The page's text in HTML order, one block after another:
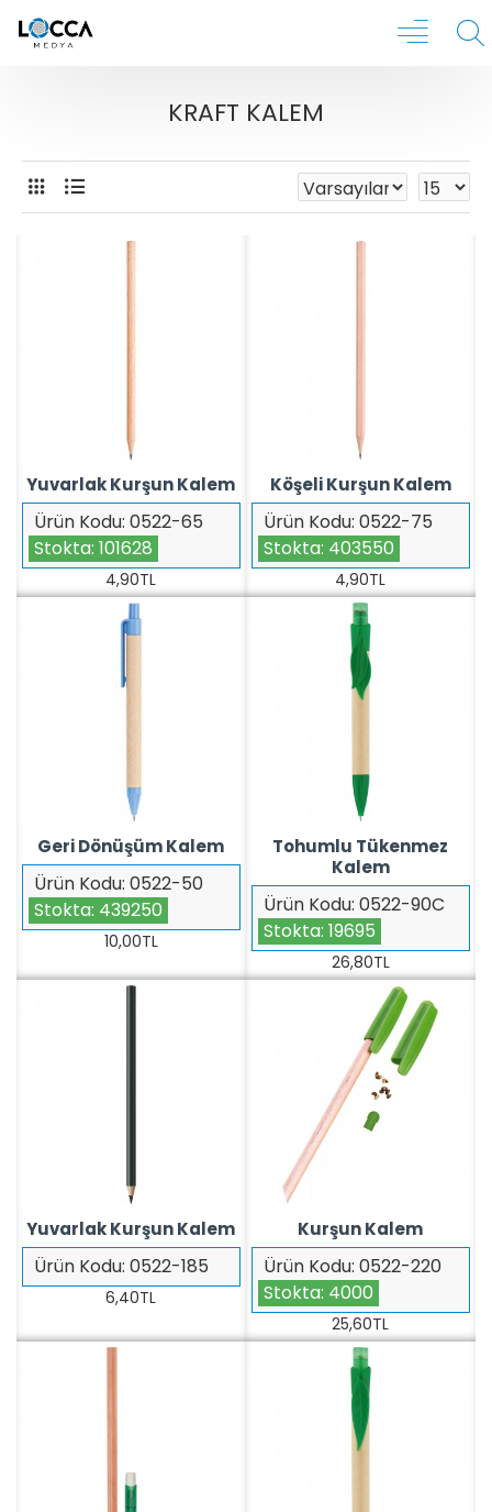
KRAFT KALEM
Ürün Kodu: 0522-65
Stokta: 101628
Yuvarlak Kurşun Kalem
4,90TL
Ürün Kodu: 0522-75
Stokta: 403550
Köşeli Kurşun Kalem
4,90TL
Ürün Kodu: 0522-50
Stokta: 439250
Geri Dönüşüm Kalem
10,00TL
Ürün Kodu: 0522-90C
Stokta: 19695
Tohumlu Tükenmez
Kalem
26,80TL
Ürün Kodu: 0522-185
Yuvarlak Kurşun Kalem
6,40TL
Ürün Kodu: 0522-220
Stokta: 4000
Kurşun Kalem
25,60TL